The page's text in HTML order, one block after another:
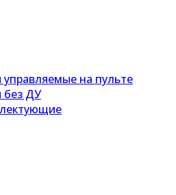
на пульте
без ДУ